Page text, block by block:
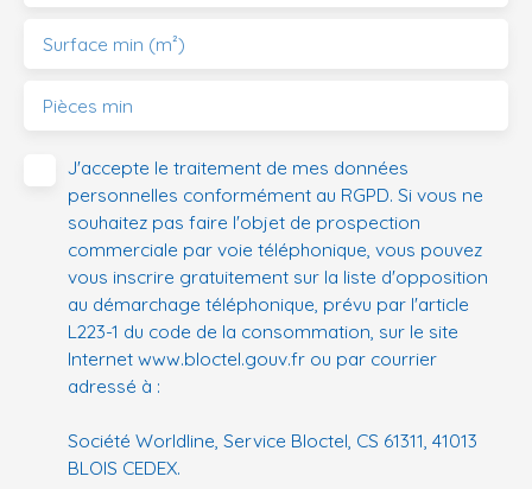
Surface min (m²)
Pièces min
J'accepte le traitement de mes données
personnelles conformément au RGPD. Si vous ne
souhaitez pas faire l'objet de prospection
commerciale par voie téléphonique, vous pouvez
vous inscrire gratuitement sur la liste d'opposition
au démarchage téléphonique, prévu par l'article
L223-1 du code de la consommation, sur le site
Internet www.bloctel.gouv.fr ou par courrier
adressé à :
Société Worldline, Service Bloctel, CS 61311, 41013
BLOIS CEDEX.